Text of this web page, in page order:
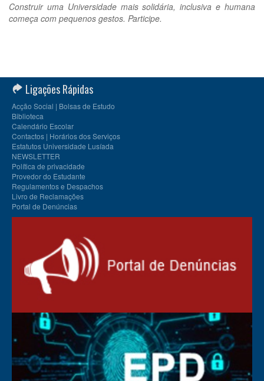
Construir uma Universidade mais solidária, inclusiva e humana
começa com pequenos gestos. Participe.
Ligações Rápidas
Acção Social | Bolsas de Estudo
Biblioteca
Calendário Escolar
Contactos | Horários dos Serviços
Estatutos Universidade Lusíada
NEWSLETTER
Política de privacidade
Provedor do Estudante
Regulamentos e Despachos
Livro de Reclamações
Portal de Denúncias